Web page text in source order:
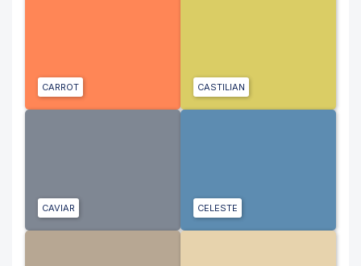
CARROT CASTILIAN
CAVIAR CELESTE